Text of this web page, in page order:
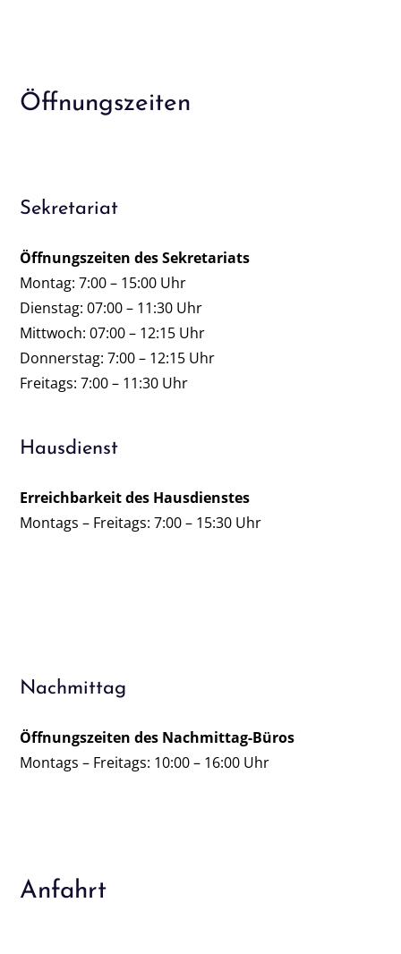
Öffnungszeiten
Sekretariat
Öffnungszeiten des Sekretariats
Montag: 7:00 – 15:00 Uhr
Dienstag: 07:00 – 11:30 Uhr
Mittwoch: 07:00 – 12:15 Uhr
Donnerstag: 7:00 – 12:15 Uhr
Freitags: 7:00 – 11:30 Uhr
Hausdienst
Erreichbarkeit des Hausdienstes
Montags – Freitags: 7:00 – 15:30 Uhr
Nachmittag
Öffnungszeiten des Nachmittag-Büros
Montags – Freitags: 10:00 – 16:00 Uhr
Anfahrt